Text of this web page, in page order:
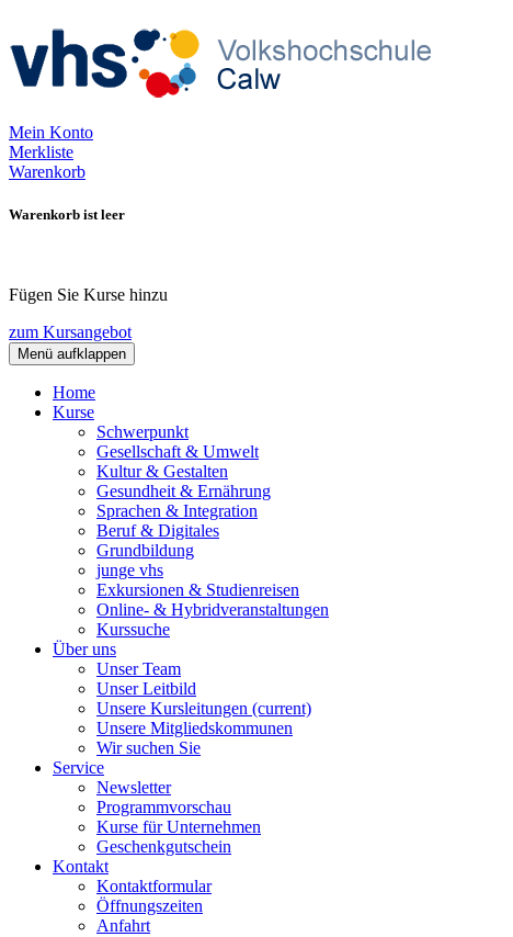
Mein Konto
Merkliste
Warenkorb
Warenkorb ist leer
Fügen Sie Kurse hinzu
zum Kursangebot
Menü aufklappen
Home
Kurse
Schwerpunkt
Gesellschaft & Umwelt
Kultur & Gestalten
Gesundheit & Ernährung
Sprachen & Integration
Beruf & Digitales
Grundbildung
junge vhs
Exkursionen & Studienreisen
Online- & Hybridveranstaltungen
Kurssuche
Über uns
Unser Team
Unser Leitbild
Unsere Kursleitungen (current)
Unsere Mitgliedskommunen
Wir suchen Sie
Service
Newsletter
Programmvorschau
Kurse für Unternehmen
Geschenkgutschein
Kontakt
Kontaktformular
Öffnungszeiten
Anfahrt